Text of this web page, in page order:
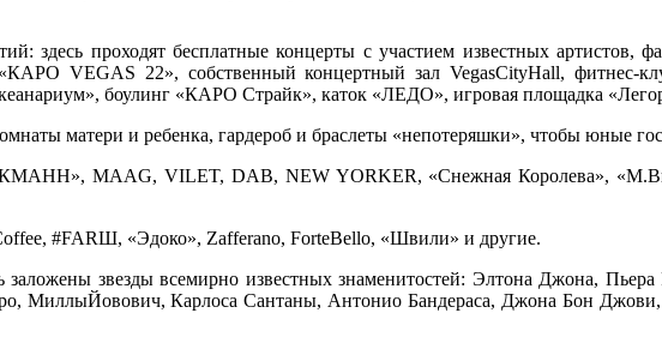
проходят бесплатные концерты с участием известных артистов,
VEGAS 22», собственный концертный зал VegasCityHall, фитнес-
боулинг «КАРО Страйк», каток «ЛЕДО», игровая площадка
матери и ребенка, гардероб и браслеты «непотеряшки», чтобы юные
MAAG, VILET, DAB, NEW YORKER, «Снежная Королева»,
#FARШ, «Эдоко», Zafferano, ForteBello, «Швили» и другие.
звезды всемирно известных знаменитостей: Элтона Джона,
МиллыЙовович, Карлоса Сантаны, Антонио Бандераса, Джона Бон